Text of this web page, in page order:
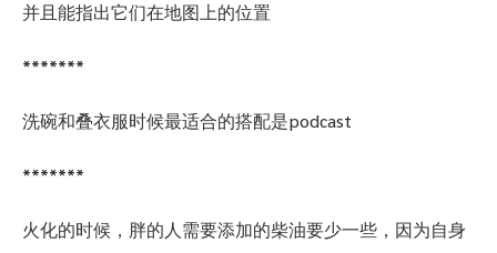
并且能指出它们在地图上的位置
*******
洗碗和叠衣服时候最适合的搭配是podcast
*******
火化的时候，胖的人需要添加的柴油要少一些，因为自身